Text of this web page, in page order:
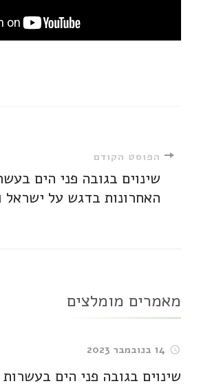
ניווט
ברשומות
הפוסט הקודם
שינוים בגובה פני הים
האחרונות בדגש על ישראל
מאמרים מומלצים
14 בנובמבר 2023
שינוים בגובה פני הים בעשרות